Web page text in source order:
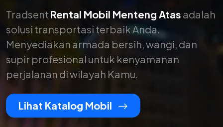
Tradsent Rental Mobil Menteng Atas adalah
solusi transportasi terbaik Anda.
Menyediakan armada bersih, wangi, dan
supir profesional untuk kenyamanan
perjalanan di wilayah Kamu.
Lihat Katalog Mobil